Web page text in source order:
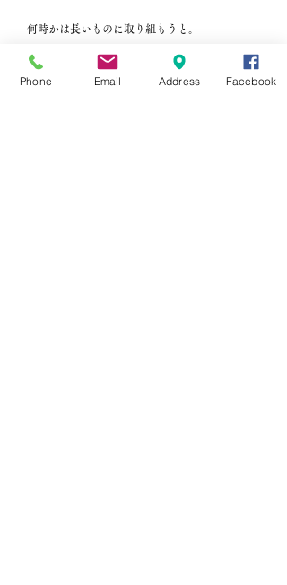
何時かは長いものに取り組もうと。
お客様に感謝です。
Phone Email Address Facebook